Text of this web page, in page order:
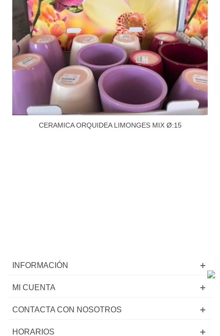
CERAMICA ORQUIDEA LIMONGES MIX Ø:15
INFORMACIÓN
MI CUENTA
CONTACTA CON NOSOTROS
HORARIOS